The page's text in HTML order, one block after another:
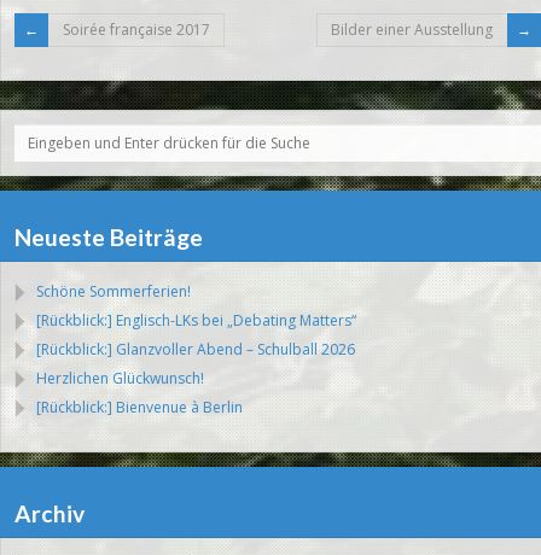
Soirée française 2017 Bilder einer Ausstellung
Neueste Beiträge
Schöne Sommerferien!
[Rückblick:] Englisch-LKs bei „Debating Matters“
[Rückblick:] Glanzvoller Abend – Schulball 2026
Herzlichen Glückwunsch!
[Rückblick:] Bienvenue à Berlin
Archiv